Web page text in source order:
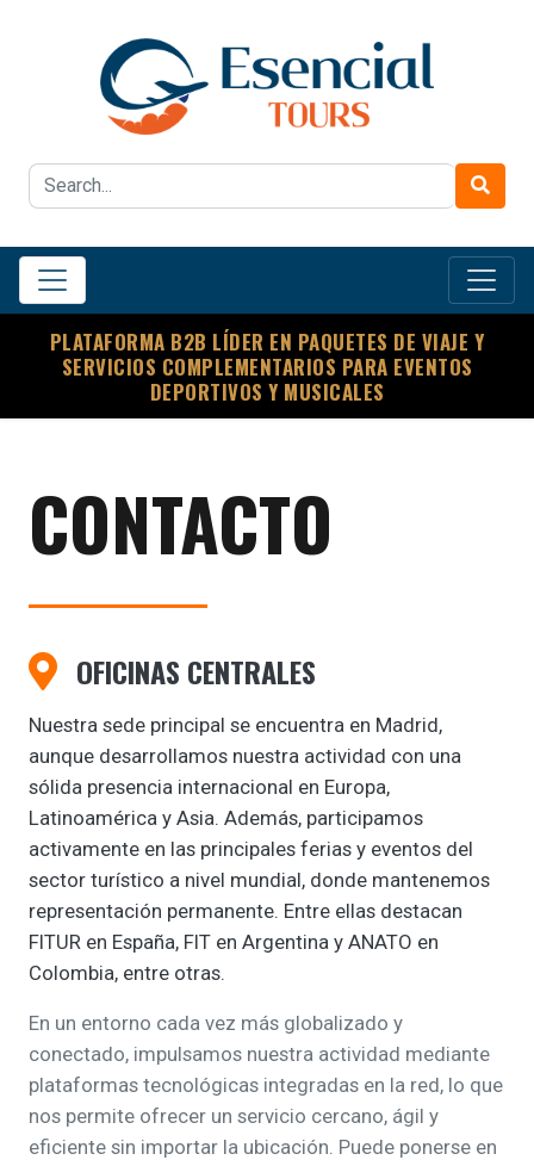
PLATAFORMA B2B LÍDER EN PAQUETES DE VIAJE Y
SERVICIOS COMPLEMENTARIOS PARA EVENTOS
DEPORTIVOS Y MUSICALES
CONTACTO
OFICINAS CENTRALES
Nuestra sede principal se encuentra en Madrid,
aunque desarrollamos nuestra actividad con una
sólida presencia internacional en Europa,
Latinoamérica y Asia. Además, participamos
activamente en las principales ferias y eventos del
sector turístico a nivel mundial, donde mantenemos
representación permanente. Entre ellas destacan
FITUR en España, FIT en Argentina y ANATO en
Colombia, entre otras.
En un entorno cada vez más globalizado y
conectado, impulsamos nuestra actividad mediante
plataformas tecnológicas integradas en la red, lo que
nos permite ofrecer un servicio cercano, ágil y
eficiente sin importar la ubicación. Puede ponerse en